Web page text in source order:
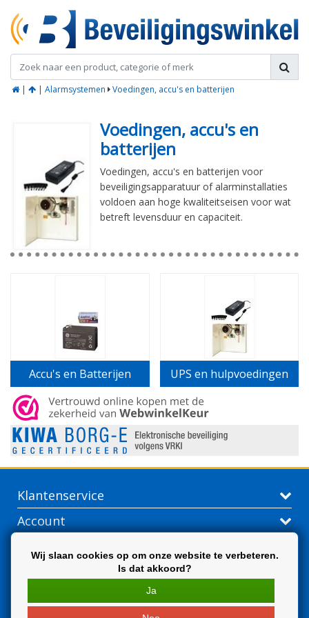
| | Alarmsystemen Voedingen, accu's en batterijen
Voedingen, accu's en
batterijen
Voedingen, accu's en batterijen voor
beveiligingsapparatuur of alarminstallaties
voldoen aan hoge kwaliteitseisen voor wat
betreft levensduur en capaciteit.
Accu's en Batterijen UPS en hulpvoedingen
Klantenservice
Account
Wij slaan cookies op om onze website te verbeteren.
Is dat akkoord?
Ja